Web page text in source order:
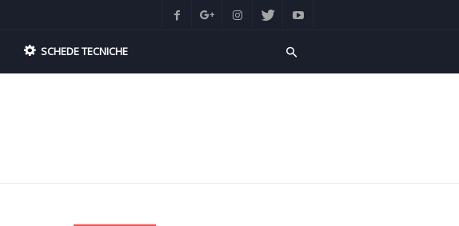
SCHEDE TECNICHE